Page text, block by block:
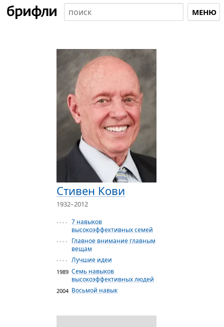
МЕНЮ
Стивен Кови
1932–2012
· · · ·
7 навыков
высокоэффективных семей
· · · ·
Главное внимание главным
вещам
· · · · Лучшие идеи
1989 Семь навыков
высокоэффективных людей
2004 Восьмой навык